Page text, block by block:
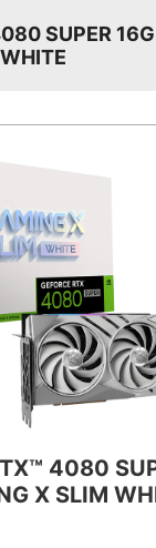
SUPER 16G
4080
X SLIM